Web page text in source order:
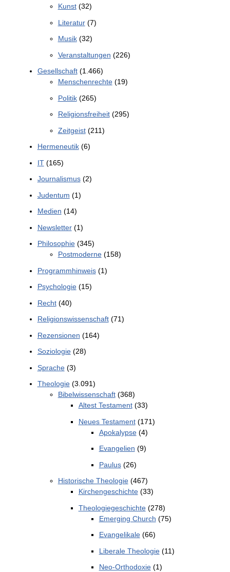
Kunst(32)
Literatur(7)
Musik(32)
Veranstaltungen (226)
Gesellschaft(1.466)
Menschenrechte(19)
Politik(265)
Religionsfreiheit(295)
Zeitgeist(211)
Hermeneutik(6)
IT(165)
Journalismus(2)
Judentum (1)
Medien (14)
Newsletter(1)
Philosophie(345)
Postmoderne(158)
Programmhinweis(1)
Psychologie(15)
Recht(40)
Religionswissenschaft(71)
Rezensionen (164)
Soziologie(28)
Sprache(3)
Theologie(3.091)
Bibelwissenschaft(368)
Altest Testament(33)
Neues Testament(171)
Apokalypse(4)
Evangelien (9)
Paulus(26)
Historische Theologie(467)
Kirchengeschichte(33)
Theologiegeschichte(278)
Emerging Church (75)
Evangelikale(66)
Liberale Theologie(11)
Neo-Orthodoxie(1)